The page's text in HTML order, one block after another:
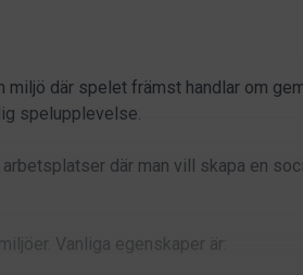
där spelet främst handlar om
spelupplevelse.
där man vill skapa en
Vanliga egenskaper är: